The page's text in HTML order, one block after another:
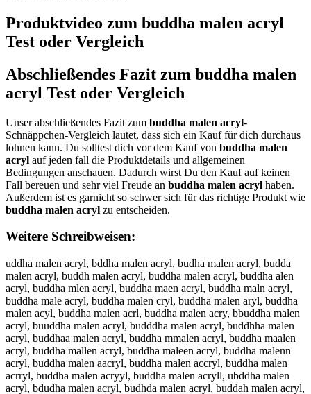
Produktvideo zum buddha malen acryl
Test oder Vergleich
Abschließendes Fazit zum buddha malen
acryl Test oder Vergleich
Unser abschließendes Fazit zum buddha malen acryl-
Schnäppchen-Vergleich lautet, dass sich ein Kauf für dich durchaus
lohnen kann. Du solltest dich vor dem Kauf von buddha malen
acryl auf jeden fall die Produktdetails und allgemeinen
Bedingungen anschauen. Dadurch wirst Du den Kauf auf keinen
Fall bereuen und sehr viel Freude an buddha malen acryl haben.
Außerdem ist es garnicht so schwer sich für das richtige Produkt wie
buddha malen acryl zu entscheiden.
Weitere Schreibweisen:
uddha malen acryl, bddha malen acryl, budha malen acryl, budda
malen acryl, buddh malen acryl, buddha malen acryl, buddha alen
acryl, buddha mlen acryl, buddha maen acryl, buddha maln acryl,
buddha male acryl, buddha malen cryl, buddha malen aryl, buddha
malen acyl, buddha malen acrl, buddha malen acry, bbuddha malen
acryl, buuddha malen acryl, budddha malen acryl, buddhha malen
acryl, buddhaa malen acryl, buddha mmalen acryl, buddha maalen
acryl, buddha mallen acryl, buddha maleen acryl, buddha malenn
acryl, buddha malen aacryl, buddha malen accryl, buddha malen
acrryl, buddha malen acryyl, buddha malen acryll, ubddha malen
acryl, bdudha malen acryl, budhda malen acryl, buddah malen acryl,